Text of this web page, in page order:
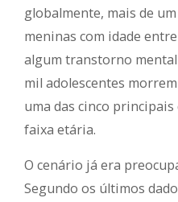
globalmente, mais de
meninas com idade
algum transtorno
mil adolescentes
uma das cinco
faixa etária.
O cenário já era
Segundo os últimos